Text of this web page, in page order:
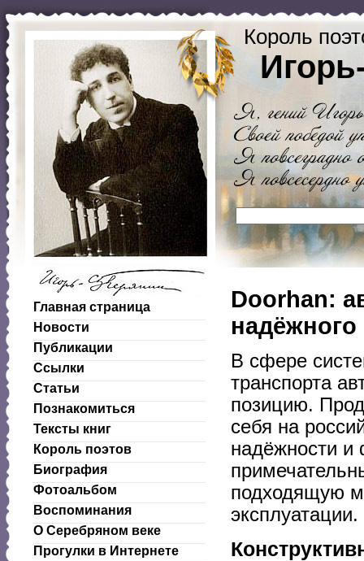
Король
Главная страница
Новости
Публикации
Ссылки
Статьи
Познакомиться
Тексты книг
Король поэтов
Биография
Фотоальбом
Воспоминания
О Серебряном веке
Прогулки в Интернете
Doorhan:
надёжного
В сфере
транспорта
позицию.
себя на
надёжности и
подходящую
эксплуатации.